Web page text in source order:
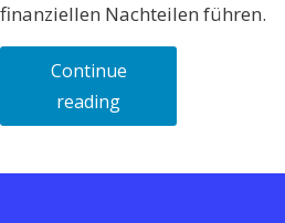
finanziellen Nachteilen führen.
Continue
reading„Ordentliche
Kündigung